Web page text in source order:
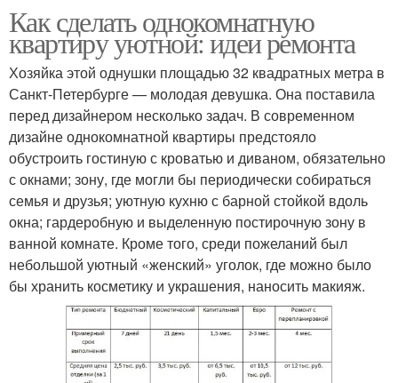
Как сделать однокомнатную
квартиру уютной: идеи ремонта
Хозяйка этой однушки площадью 32 квадратных метра в
Санкт-Петербурге — молодая девушка. Она поставила
перед дизайнером несколько задач. В современном
дизайне однокомнатной квартиры предстояло
обустроить гостиную с кроватью и диваном, обязательно
с окнами; зону, где могли бы периодически собираться
семья и друзья; уютную кухню с барной стойкой вдоль
окна; гардеробную и выделенную постирочную зону в
ванной комнате. Кроме того, среди пожеланий был
небольшой уютный «женский» уголок, где можно было
бы хранить косметику и украшения, наносить макияж.